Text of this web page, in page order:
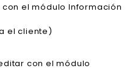
el módulo Información
el cliente)
con el módulo